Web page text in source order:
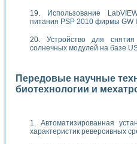
Использование
питания PSP 2010 фирмы GW
Устройство для снятия
солнечных модулей на базе
Передовые научные
биотехнологии и
Автоматизированная
характеристик реверсивных